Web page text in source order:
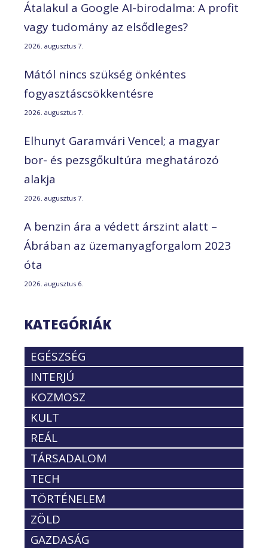
Átalakul a Google AI-birodalma: A profit
vagy tudomány az elsődleges?
2026. augusztus 7.
Mától nincs szükség önkéntes
fogyasztáscsökkentésre
2026. augusztus 7.
Elhunyt Garamvári Vencel; a magyar
bor- és pezsgőkultúra meghatározó
alakja
2026. augusztus 7.
A benzin ára a védett árszint alatt –
Ábrában az üzemanyagforgalom 2023
óta
2026. augusztus 6.
KATEGÓRIÁK
EGÉSZSÉG
INTERJÚ
KOZMOSZ
KULT
REÁL
TÁRSADALOM
TECH
TÖRTÉNELEM
ZÖLD
GAZDASÁG